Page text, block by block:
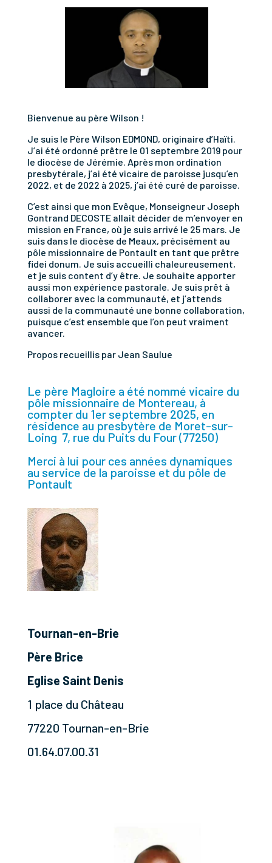
Bienvenue au père Wilson !
Je suis le Père Wilson EDMOND, originaire d’Haïti.
J’ai été ordonné prêtre le 01 septembre 2019 pour
le diocèse de Jérémie. Après mon ordination
presbytérale, j’ai été vicaire de paroisse jusqu’en
2022, et de 2022 à 2025, j’ai été curé de paroisse.
C’est ainsi que mon Evêque, Monseigneur Joseph
Gontrand DECOSTE allait décider de m’envoyer en
mission en France, où je suis arrivé le 25 mars. Je
suis dans le diocèse de Meaux, précisément au
pôle missionnaire de Pontault en tant que prêtre
fidei donum. Je suis accueilli chaleureusement,
et je suis content d’y être. Je souhaite apporter
aussi mon expérience pastorale. Je suis prêt à
collaborer avec la communauté, et j’attends
aussi de la communauté une bonne collaboration,
puisque c’est ensemble que l’on peut vraiment
avancer.
Propos recueillis par Jean Saulue
Le père Magloire a été nommé vicaire du
pôle missionnaire de Montereau, à
compter du 1er septembre 2025, en
résidence au presbytère de Moret-sur-
Loing 7, rue du Puits du Four (77250)
Merci à lui pour ces années dynamiques
au service de la paroisse et du pôle de
Pontault
Tournan-en-Brie
Père Brice
Eglise Saint Denis
1 place du Château
77220 Tournan-en-Brie
01.64.07.00.31